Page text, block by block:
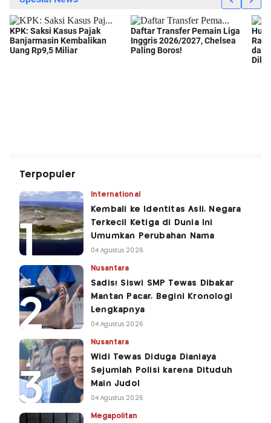
Terpopuler
International
Kembali ke Identitas Asli, Negara
Terkecil Ketiga di Dunia Ini
Umumkan Perubahan Nama
04 Agustus 2026
Nusantara
Sadis! Siswi SMP Tewas Dibakar
Mantan Pacar, Begini Kronologi
Lengkapnya
04 Agustus 2026
Nusantara
Widi Tewas Diduga Dianiaya
Sejumlah Polisi karena Dituduh
Main Judol
04 Agustus 2026
Megapolitan